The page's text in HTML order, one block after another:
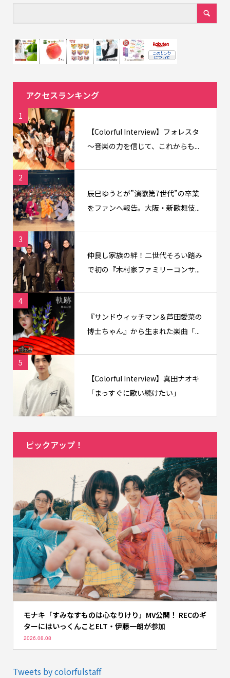
アクセスランキング
1
【Colorful Interview】フォレスタ
〜音楽の力を信じて、これからも...
2
辰巳ゆうとが”演歌第7世代”の卒業
をファンへ報告。大阪・新歌舞伎...
3
仲良し家族の絆！二世代そろい踏み
で初の『木村家ファミリーコンサ...
4
『サンドウィッチマン＆芦田愛菜の
博士ちゃん』から生まれた楽曲「...
5
【Colorful Interview】真田ナオキ
「まっすぐに歌い続けたい」
ピックアップ！
モナキ「すみなすものは心なりけり」MV公開！ RECのギ
ターにはいっくんことELT・伊藤一朗が参加
2026.08.08
Tweets by colorfulstaff